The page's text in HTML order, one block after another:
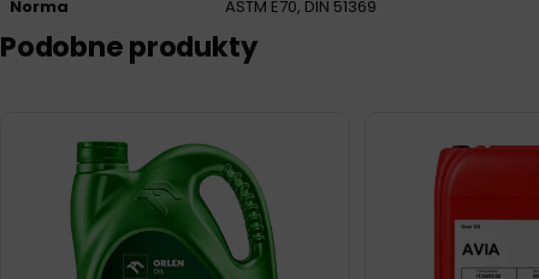
Norma ASTM E70, DIN 51369
Podobne produkty